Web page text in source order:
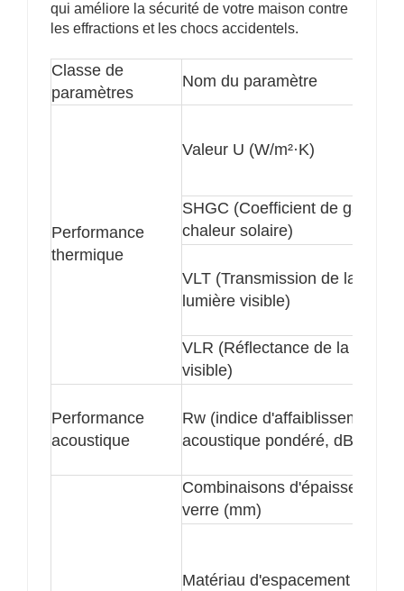
4. Protection UV
Les options à faible émissivité et les films laminés
ultraviolets nocifs, protégeant ainsi le mobilier
intérieur, les œuvres d'art et la peau humaine des
dommages liés aux UV.
Associés à du verre feuilleté ou trempé, les vitrages
sécurité structurelle et la protection des personnes.
6. Résistance à la condensation
En maintenant une température intérieure stable et en
réduisant les transferts d'humidité, le vitrage isolant
minimise le risque de formation de condensation sur
Disponible avec de multiples teintes, des grilles
décoratives, des entretoises et des revêtements, le
vitrage isolant améliore l'esthétique des bâtiments
qui améliore la sécurité de votre maison contre
les effractions et les chocs accidentels.
Classe de
paramètres
Nom du paramètre
Performance
thermique
Valeur U (W/m²·K)
SHGC (Coefficient de gain de
chaleur solaire)
VLT (Transmission de la
lumière visible)
VLR (Réflectance de la
visible)
Performance
acoustique
Rw (indice d'affaiblissement
acoustique pondéré, dB)
Combinaisons d'épaisseur de
verre (mm)
Matériau d'espacement